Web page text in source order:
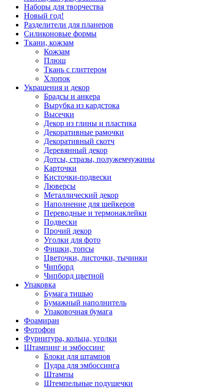
Наборы для творчества
Новый год!
Разделители для планеров
Силиконовые формы
Ткани, кожзам
Кожзам
Плюш
Ткань с глиттером
Хлопок
Украшения и декор
Брадсы и анкера
Вырубка из кардстока
Высечки
Декор из глины и пластика
Декоративные рамочки
Декоративный скотч
Деревянный декор
Дотсы, стразы, полужемчужины
Карточки
Кисточки-подвески
Люверсы
Металлический декор
Наполнение для шейкеров
Переводные и термонаклейки
Подвески
Прочий декор
Уголки для фото
Фишки, топсы
Цветочки, листочки, тычинки
Чипборд
Чипборд цветной
Упаковка
Бумага тишью
Бумажный наполнитель
Упаковочная бумага
Фоамиран
Фотофон
Фурнитура, кольца, уголки
Штампинг и эмбоссинг
Блоки для штампов
Пудра для эмбоссинга
Штампы
Штемпельные подушечки